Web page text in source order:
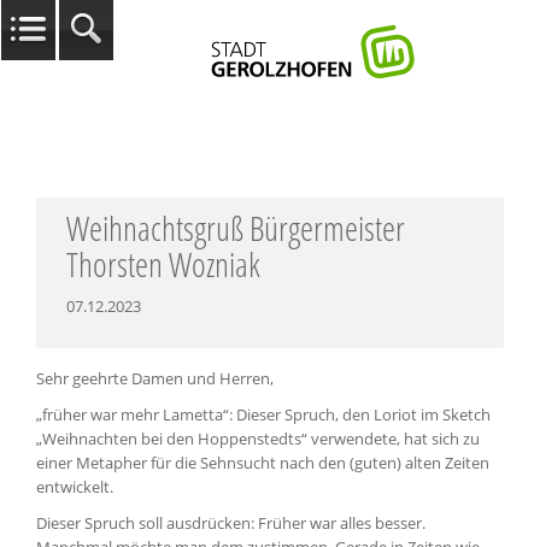
Weihnachtsgruß Bürgermeister
Thorsten Wozniak
07.12.2023
Sehr geehrte Damen und Herren,
„früher war mehr Lametta“: Dieser Spruch, den Loriot im Sketch
„Weihnachten bei den Hoppenstedts“ verwendete, hat sich zu
einer Metapher für die Sehnsucht nach den (guten) alten Zeiten
entwickelt.
Dieser Spruch soll ausdrücken: Früher war alles besser.